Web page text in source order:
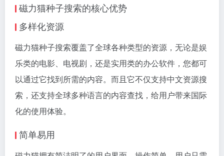
磁力猫种子搜索的核心优势
多样化资源
磁力猫种子搜索覆盖了全球各种类型的资源，无论是娱
乐类的电影、电视剧，还是实用类的办公软件，您都可
以通过它找到所需的内容。而且它不仅支持中文资源搜
索，还支持全球多种语言的内容查找，给用户带来国际
化的使用体验。
简单易用